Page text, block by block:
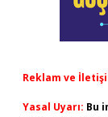
Reklam ve
Yasal Uyarı: Bu